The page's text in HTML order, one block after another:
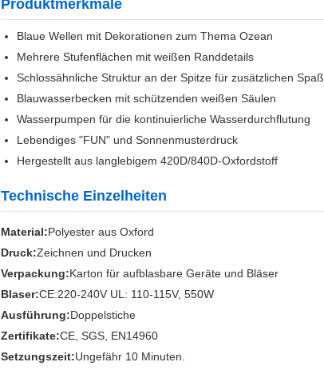
Produktmerkmale
Blaue Wellen mit Dekorationen zum Thema Ozean
Mehrere Stufenflächen mit weißen Randdetails
Schlossähnliche Struktur an der Spitze für zusätzlichen Spaß
Blauwasserbecken mit schützenden weißen Säulen
Wasserpumpen für die kontinuierliche Wasserdurchflutung
Lebendiges "FUN" und Sonnenmusterdruck
Hergestellt aus langlebigem 420D/840D-Oxfordstoff
Technische Einzelheiten
Material:Polyester aus Oxford
Druck:Zeichnen und Drucken
Verpackung:Karton für aufblasbare Geräte und Bläser
Blaser:CE:220-240V UL: 110-115V, 550W
Ausführung:Doppelstiche
Zertifikate:CE, SGS, EN14960
Setzungszeit:Ungefähr 10 Minuten.